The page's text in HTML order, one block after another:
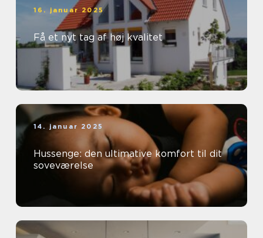
16. januar 2025
Få et nyt tag af høj kvalitet
14. januar 2025
Hussenge: den ultimative komfort til dit
soveværelse